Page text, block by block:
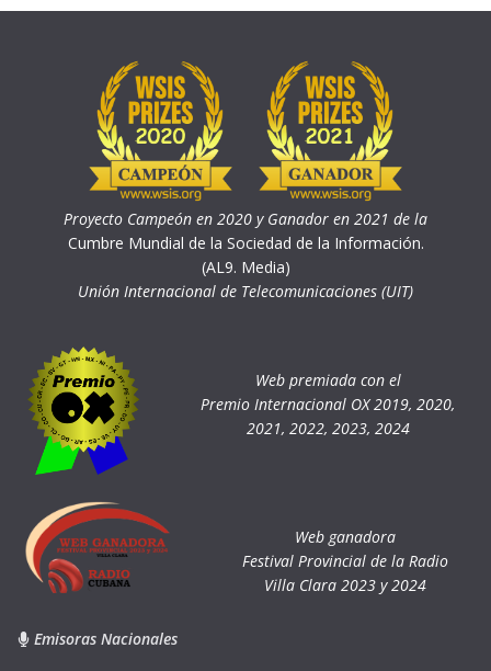
Proyecto Campeón en 2020 y Ganador en 2021 de la
Cumbre Mundial de la Sociedad de la Información.
(AL9. Media)
Unión Internacional de Telecomunicaciones (UIT)
Web premiada con el
Premio Internacional OX 2019, 2020,
2021, 2022, 2023, 2024
Web ganadora
Festival Provincial de la Radio
Villa Clara 2023 y 2024
Emisoras Nacionales